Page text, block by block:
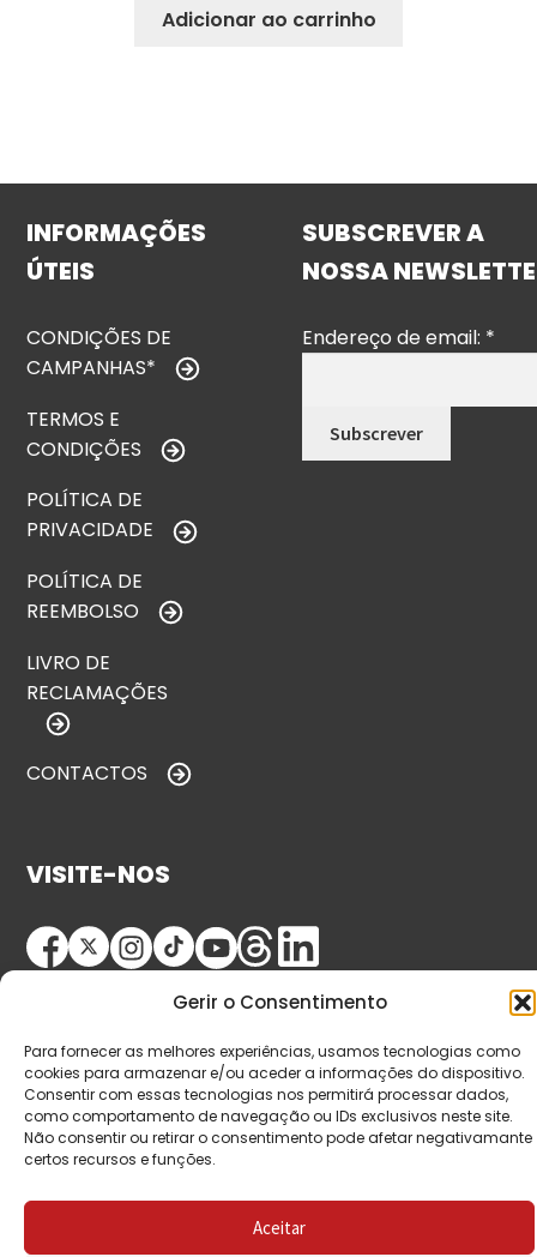
Gerir o Consentimento
Para fornecer as melhores experiências, usamos tecnologias como
cookies para armazenar e/ou aceder a informações do dispositivo.
Consentir com essas tecnologias nos permitirá processar dados,
como comportamento de navegação ou IDs exclusivos neste site.
Não consentir ou retirar o consentimento pode afetar negativamante
certos recursos e funções.
Aceitar
Adicionar ao carrinho
INFORMAÇÕES
ÚTEIS
CONDIÇÕES DE
CAMPANHAS*
TERMOS E
CONDIÇÕES
POLÍTICA DE
PRIVACIDADE
POLÍTICA DE
REEMBOLSO
LIVRO DE
RECLAMAÇÕES
CONTACTOS
SUBSCREVER A
NOSSA
Endereço de email: *
VISITE-NOS
© Copyright 2026 Saída de Emergência. Todos os
direitos reservados.